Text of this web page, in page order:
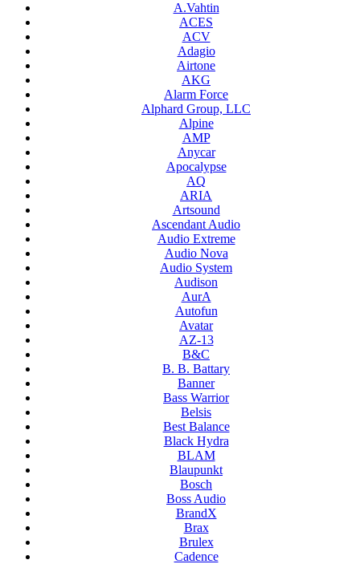
A.Vahtin
ACES
ACV
Adagio
Airtone
AKG
Alarm Force
Alphard Group, LLC
Alpine
AMP
Anycar
Apocalypse
AQ
ARIA
Artsound
Ascendant Audio
Audio Extreme
Audio Nova
Audio System
Audison
AurA
Autofun
Avatar
AZ-13
B&C
B. B. Battary
Banner
Bass Warrior
Belsis
Best Balance
Black Hydra
BLAM
Blaupunkt
Bosch
Boss Audio
BrandX
Brax
Brulex
Cadence